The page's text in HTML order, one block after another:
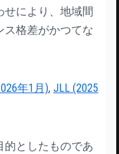
せにより、地域間
ス格差がかつてな
年1月), JLL (2025
的としたものであ